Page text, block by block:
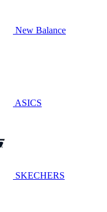
New Balance
ASICS
SKECHERS